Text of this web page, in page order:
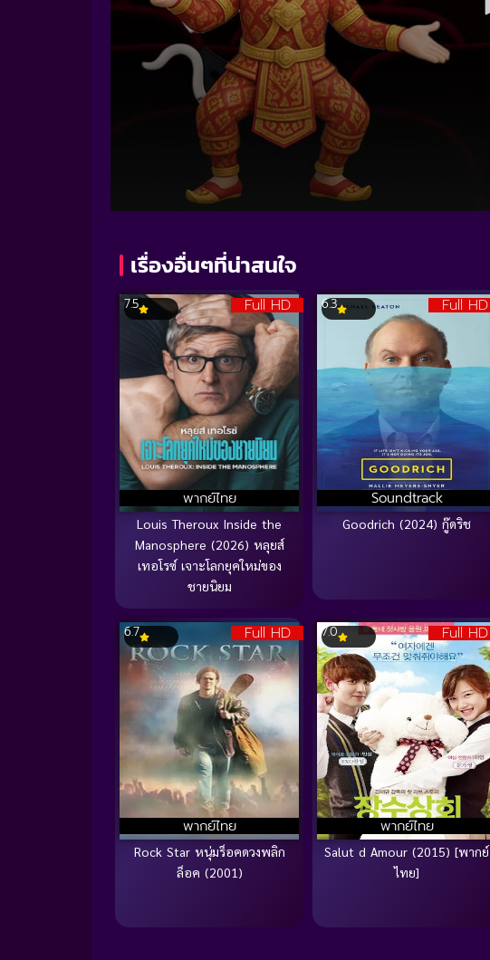
เรื่องอื่นๆที่น่าสนใจ
Full HD
พากย์ไทย
7.5
Louis Theroux Inside the
Manosphere (2026) หลุยส์
เทอโรซ์ เจาะโลกยุคใหม่ของ
ชายนิยม
Full HD
Soundtrack
6.3
Goodrich (2024) กู๊ดริช
Full HD
พากย์ไทย
6.7
Rock Star หนุ่มร็อคดวงพลิก
ล็อค (2001)
Full HD
พากย์ไทย
7.0
Salut d Amour (2015) [พากย์
ไทย]